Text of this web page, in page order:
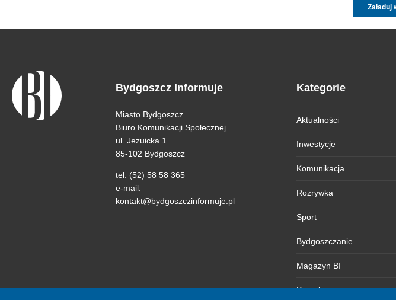
Załaduj
Bydgoszcz Informuje
Miasto Bydgoszcz
Biuro Komunikacji Społecznej
ul. Jezuicka 1
85-102 Bydgoszcz
tel. (52) 58 58 365
e-mail:
kontakt@bydgoszczinformuje.pl
Kategorie
Aktualności
Inwestycje
Komunikacja
Rozrywka
Sport
Bydgoszczanie
Magazyn BI
Kontakt